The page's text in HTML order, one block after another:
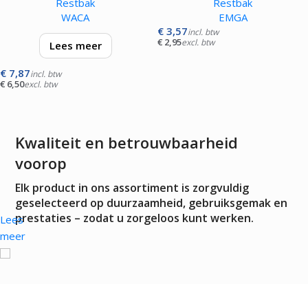
Restbak
WACA
Lees meer
lichtgewicht model met hard
oppervlak en beschikt over een
€ 7,87incl. btw
€ 6,50excl. btw
Restbak
EMGA
€ 3,57incl. btw
€ 2,95excl. btw
Kwaliteit en betrouwbaarheid
voorop
Elk product in ons assortiment is zorgvuldig
geselecteerd op duurzaamheid, gebruiksgemak en
prestaties – zodat u zorgeloos kunt werken.
Lees
meer